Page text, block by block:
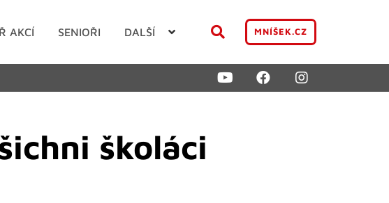
AKCÍ SENIOŘI DALŠÍ MNÍŠEK.CZ
školáci